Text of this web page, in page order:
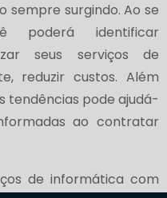
sempre surgindo. Ao se
poderá identificar
seus serviços de
reduzir custos. Além
tendências pode ajudá-
ao contratar
de informática com